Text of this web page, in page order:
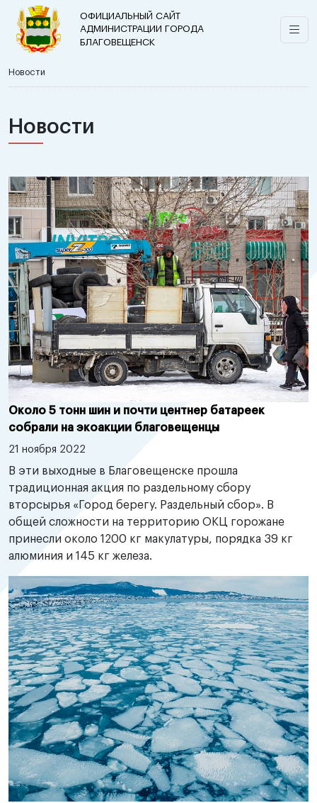
ОФИЦИАЛЬНЫЙ САЙТ
АДМИНИСТРАЦИИ ГОРОДА
БЛАГОВЕЩЕНСК
Новости
Новости
Около 5 тонн шин и почти центнер батареек
собрали на экоакции благовещенцы
21 ноября 2022
В эти выходные в Благовещенске прошла
традиционная акция по раздельному сбору
вторсырья «Город берегу. Раздельный сбор». В
общей сложности на территорию ОКЦ горожане
принесли около 1200 кг макулатуры, порядка 39 кг
алюминия и 145 кг железа.